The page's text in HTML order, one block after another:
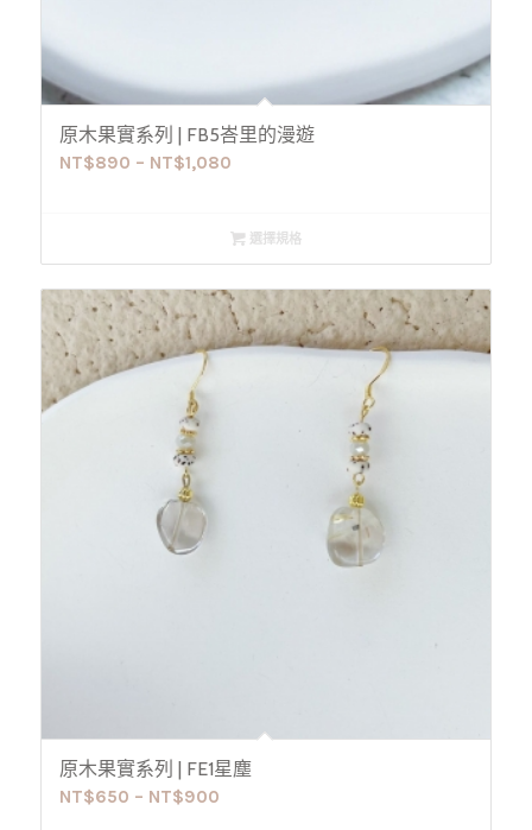
原木果實系列 | FB5峇里的漫遊
NT$890 – NT$1,080
選擇規格
原木果實系列 | FE1星塵
NT$650 – NT$900